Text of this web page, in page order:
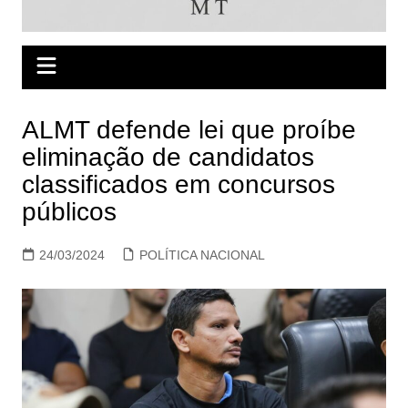
ALMT defende lei que proíbe
eliminação de candidatos
classificados em concursos
públicos
24/03/2024 POLÍTICA NACIONAL